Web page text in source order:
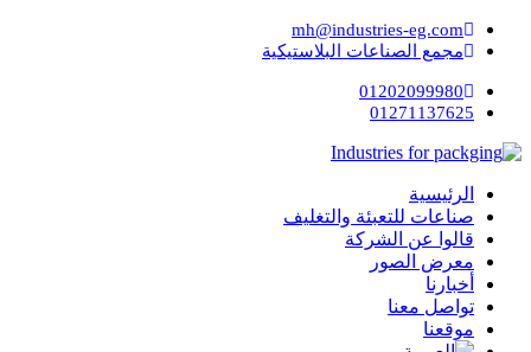
mh@industries-eg.com
مجمع الصناعات البلاستيكية
01202099980
01271137625
الرئيسية
صناعات للتعبئة والتغليف
قالوا عن الشركة
معرض الصور
أخبارنا
تواصل معنا
موقعنا